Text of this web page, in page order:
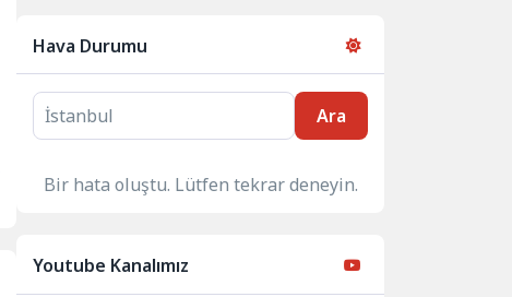
Hava Durumu
Ara
Bir hata oluştu. Lütfen tekrar deneyin.
Youtube Kanalımız